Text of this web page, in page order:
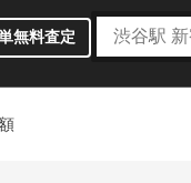
無料査定